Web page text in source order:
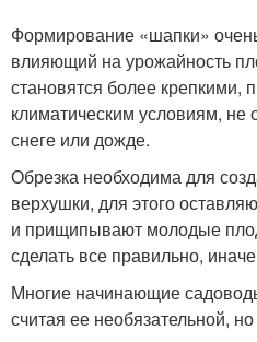
Формирование «шапки»
влияющий на урожайность
становятся более крепкими,
климатическим условиям,
снеге или дожде.
Обрезка необходима для
верхушки, для этого
и прищипывают молодые
сделать все правильно,
Многие начинающие
считая ее необязательной,